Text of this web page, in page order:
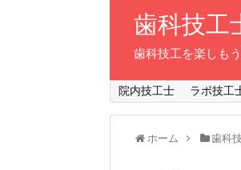
歯科技工
歯科技工を楽しも
院内技工士 ラボ技工
ホーム 歯科